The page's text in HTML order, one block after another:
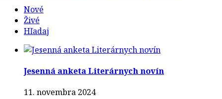
Nové
Živé
Hľadaj
Jesenná anketa Literárnych novín
11. novembra 2024